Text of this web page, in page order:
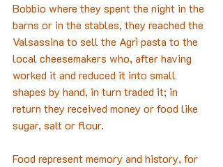
Bobbio where they spent the night in the
barns or in the stables, they reached the
Valsassina to sell the Agrì pasta to the
local cheesemakers who, after having
worked it and reduced it into small
shapes by hand, in turn traded it; in
return they received money or food like
sugar, salt or flour.
Food represent memory and history, for